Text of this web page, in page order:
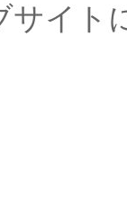
サイト